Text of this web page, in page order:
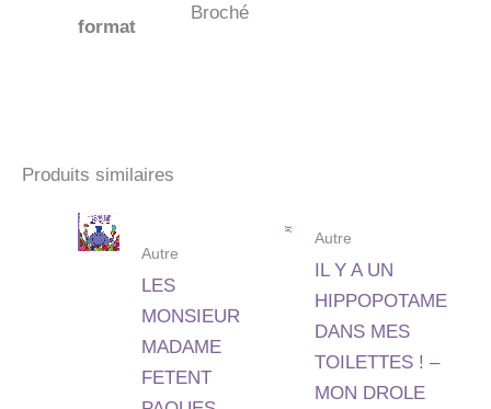
format
Broché
Produits similaires
Autre
LES
MONSIEUR
MADAME
FETENT
Autre
IL Y A UN
HIPPOPOTAME
DANS MES
TOILETTES ! –
MON DROLE